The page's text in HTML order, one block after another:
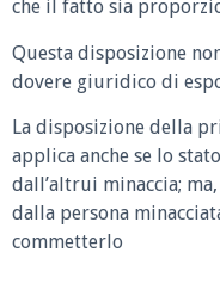
che il fatto sia
Questa disposizione
dovere giuridico di
La disposizione della
applica anche se lo
dall’altrui minaccia;
dalla persona
commetterlo